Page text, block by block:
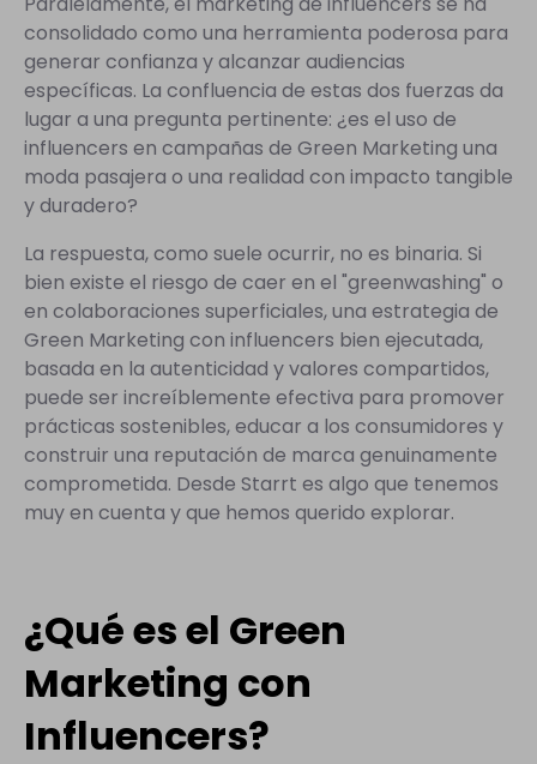
consolidado como una herramienta poderosa para
generar confianza y alcanzar audiencias
específicas. La confluencia de estas dos fuerzas da
lugar a una pregunta pertinente: ¿es el uso de
influencers en campañas de Green Marketing una
moda pasajera o una realidad con impacto tangible
y duradero?
La respuesta, como suele ocurrir, no es binaria. Si
bien existe el riesgo de caer en el "greenwashing" o
en colaboraciones superficiales, una estrategia de
Green Marketing con influencers bien ejecutada,
basada en la autenticidad y valores compartidos,
puede ser increíblemente efectiva para promover
prácticas sostenibles, educar a los consumidores y
construir una reputación de marca genuinamente
comprometida. Desde Starrt es algo que tenemos
muy en cuenta y que hemos querido explorar.
¿Qué es el Green
Marketing con
Influencers?